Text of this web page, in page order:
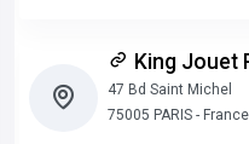
King Jouet
47 Bd Saint Michel
75005 PARIS - France